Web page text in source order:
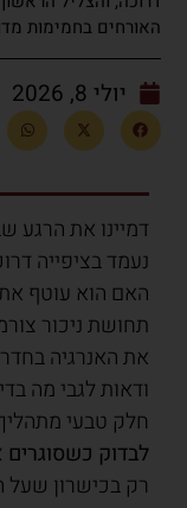
האורחים בחמימות
יולי 8, 2026
דמיינו את הרגע
נעמד בציפייה
האם הוא עוטף
תחושת ניכור
את האנרגיה
ודאות לגבי מה
חלק טבעי
לבדוק כשסוגרים
רק בכישרון שעל